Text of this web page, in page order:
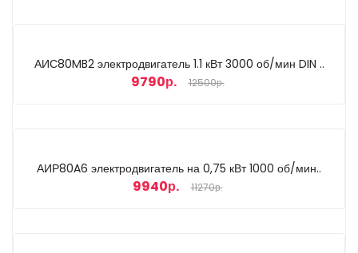
АИС80MB2 электродвигатель 1.1 кВт 3000 об/мин DIN ..
9790р. 12500р.
АИР80A6 электродвигатель на 0,75 кВт 1000 об/мин..
9940р. 11270р.